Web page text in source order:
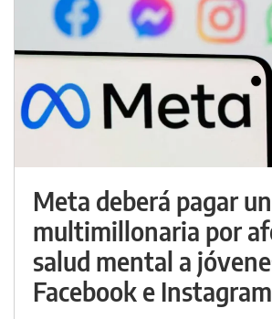
Meta deberá pagar
multimillonaria por
salud mental a
Facebook e Instagram